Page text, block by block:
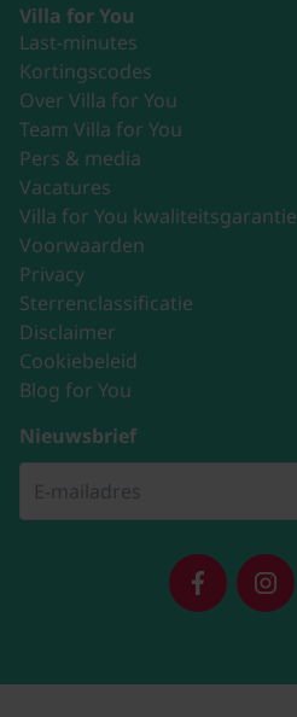
Villa for You
Last-minutes
Kortingscodes
Over Villa for You
Team Villa for You
Pers & media
Vacatures
Villa for You kwaliteitsgarantie
Voorwaarden
Privacy
Sterrenclassificatie
Disclaimer
Cookiebeleid
Blog for You
Nieuwsbrief